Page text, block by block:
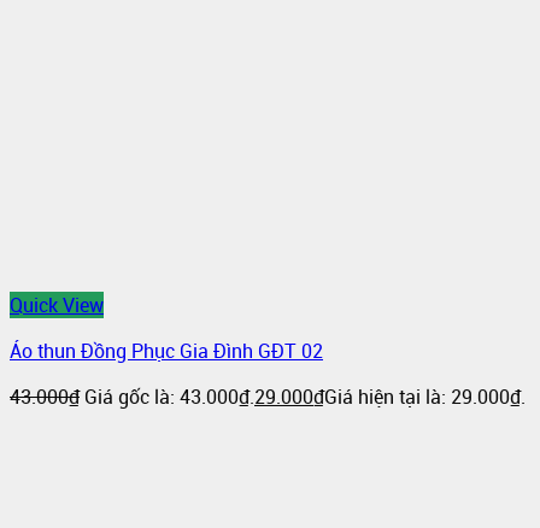
Quick View
Áo thun Đồng Phục Gia Đình GĐT 02
43.000₫ Giá gốc là: 43.000₫.29.000₫Giá hiện tại là: 29.000₫.